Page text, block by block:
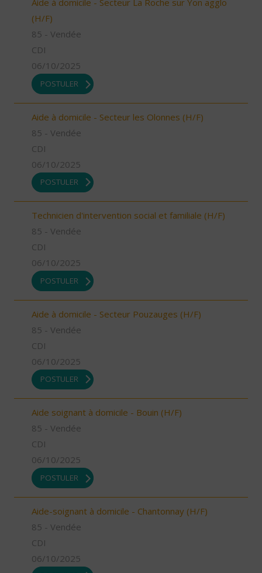
Aide à domicile - Secteur La Roche sur Yon agglo
(H/F)
85 - Vendée
CDI
06/10/2025
POSTULER
Aide à domicile - Secteur les Olonnes (H/F)
85 - Vendée
CDI
06/10/2025
POSTULER
Technicien d'intervention social et familiale (H/F)
85 - Vendée
CDI
06/10/2025
POSTULER
Aide à domicile - Secteur Pouzauges (H/F)
85 - Vendée
CDI
06/10/2025
POSTULER
Aide soignant à domicile - Bouin (H/F)
85 - Vendée
CDI
06/10/2025
POSTULER
Aide-soignant à domicile - Chantonnay (H/F)
85 - Vendée
CDI
06/10/2025